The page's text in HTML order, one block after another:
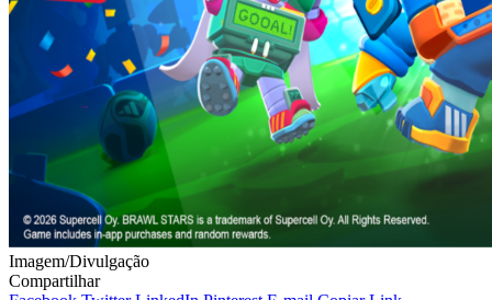
Imagem/Divulgação
Compartilhar